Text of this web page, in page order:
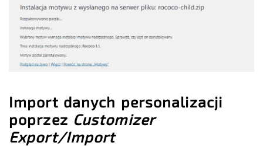
Import danych personalizacji
poprzez Customizer
Export/Import